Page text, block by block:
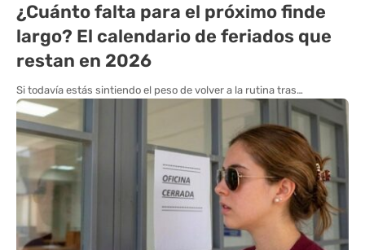
¿Cuánto falta para el próximo finde
largo? El calendario de feriados que
restan en 2026
Si todavía estás sintiendo el peso de volver a la rutina tras…